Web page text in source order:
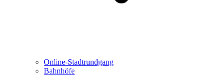
Online-Stadtrundgang
Bahnhöfe